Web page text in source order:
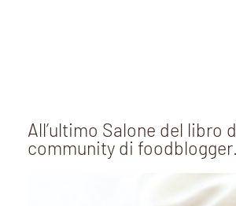
All’ultimo Salone del
community di